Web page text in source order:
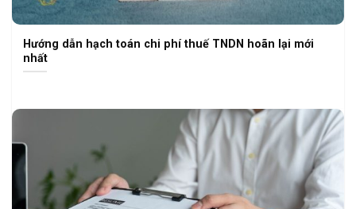
Hướng dẫn hạch toán chi phí thuế TNDN hoãn lại mới
nhất